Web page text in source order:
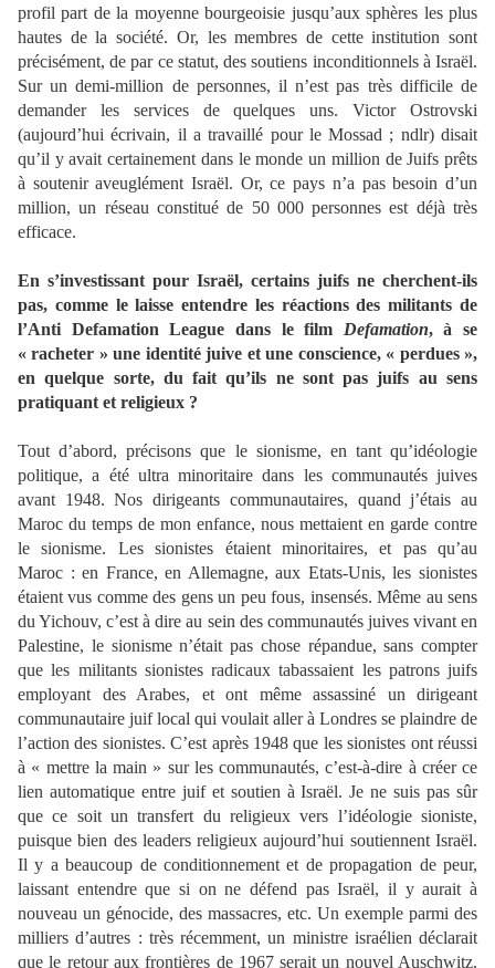
profil part de la moyenne bourgeoisie jusqu’aux sphères les plus
hautes de la société. Or, les membres de cette institution sont
précisément, de par ce statut, des soutiens inconditionnels à Israël.
Sur un demi-million de personnes, il n’est pas très difficile de
demander les services de quelques uns. Victor Ostrovski
(aujourd’hui écrivain, il a travaillé pour le Mossad ; ndlr) disait
qu’il y avait certainement dans le monde un million de Juifs prêts
à soutenir aveuglément Israël. Or, ce pays n’a pas besoin d’un
million, un réseau constitué de 50 000 personnes est déjà très
efficace.
En s’investissant pour Israël, certains juifs ne cherchent-ils
pas, comme le laisse entendre les réactions des militants de
l’Anti Defamation League dans le film Defamation, à se
« racheter » une identité juive et une conscience, « perdues »,
en quelque sorte, du fait qu’ils ne sont pas juifs au sens
pratiquant et religieux ?
Tout d’abord, précisons que le sionisme, en tant qu’idéologie
politique, a été ultra minoritaire dans les communautés juives
avant 1948. Nos dirigeants communautaires, quand j’étais au
Maroc du temps de mon enfance, nous mettaient en garde contre
le sionisme. Les sionistes étaient minoritaires, et pas qu’au
Maroc : en France, en Allemagne, aux Etats-Unis, les sionistes
étaient vus comme des gens un peu fous, insensés. Même au sens
du Yichouv, c’est à dire au sein des communautés juives vivant en
Palestine, le sionisme n’était pas chose répandue, sans compter
que les militants sionistes radicaux tabassaient les patrons juifs
employant des Arabes, et ont même assassiné un dirigeant
communautaire juif local qui voulait aller à Londres se plaindre de
l’action des sionistes. C’est après 1948 que les sionistes ont réussi
à « mettre la main » sur les communautés, c’est-à-dire à créer ce
lien automatique entre juif et soutien à Israël. Je ne suis pas sûr
que ce soit un transfert du religieux vers l’idéologie sioniste,
puisque bien des leaders religieux aujourd’hui soutiennent Israël.
Il y a beaucoup de conditionnement et de propagation de peur,
laissant entendre que si on ne défend pas Israël, il y aurait à
nouveau un génocide, des massacres, etc. Un exemple parmi des
milliers d’autres : très récemment, un ministre israélien déclarait
que le retour aux frontières de 1967 serait un nouvel Auschwitz.